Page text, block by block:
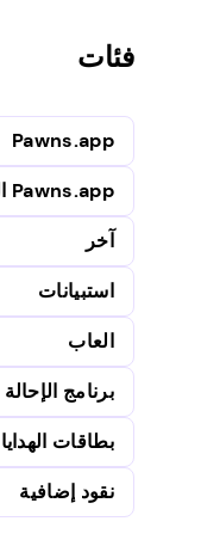
فئات
Pawns.app
Pawns.app المستخدمين
آخر
استبيانات
العاب
برنامج الإحالة
بطاقات الهدايا
نقود إضافية